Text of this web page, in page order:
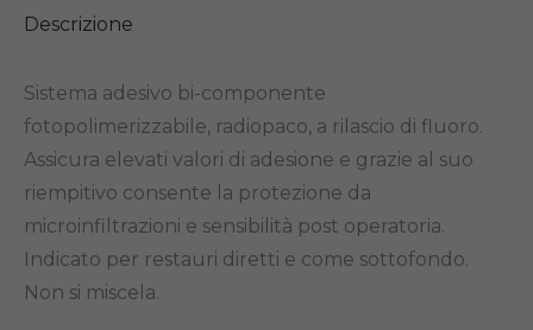
Descrizione
Sistema adesivo bi-componente
fotopolimerizzabile, radiopaco, a rilascio di fluoro.
Assicura elevati valori di adesione e grazie al suo
riempitivo consente la protezione da
microinfiltrazioni e sensibilità post operatoria.
Indicato per restauri diretti e come sottofondo.
Non si miscela.